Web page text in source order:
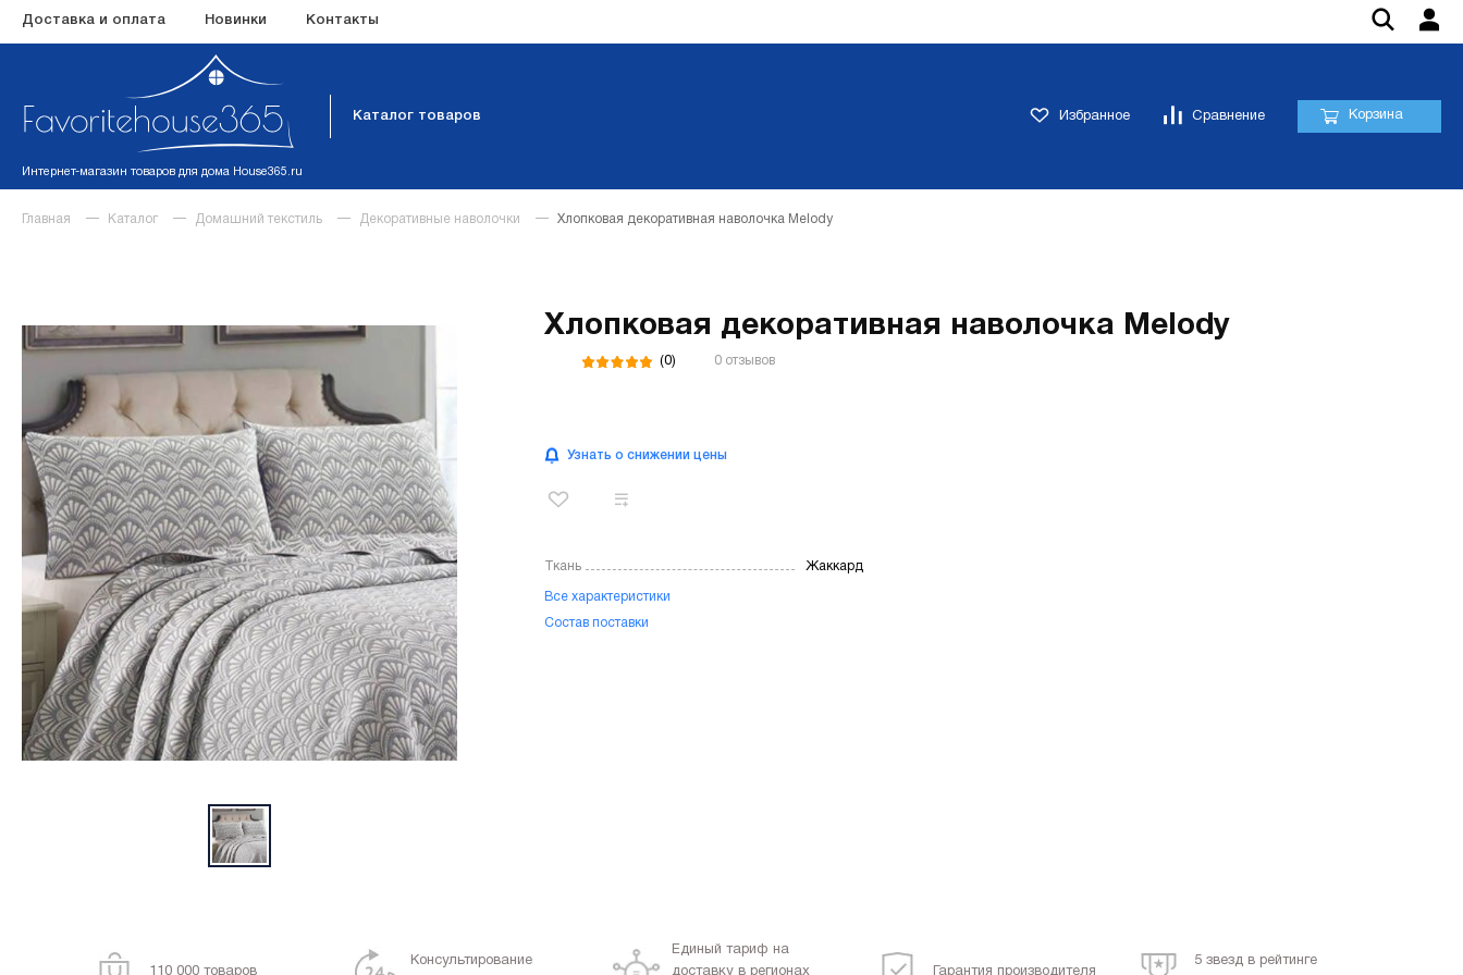
Интернет-магазин товаров для дома House365.ru
Каталог товаров Избранное Сравнение Корзина
Доставка и оплата Новинки Контакты
Главная Каталог Домашний текстиль Декоративные наволочки Хлопковая декоративная наволочка Melody
Хлопковая декоративная наволочка Melody
(0) 0 отзывов
Узнать о снижении цены
Ткань Жаккард
Все характеристики
Состав поставки
110 000 товаров
Консультирование
Единый тариф на
доставку в регионах
Гарантия производителя
5 звезд в рейтинге